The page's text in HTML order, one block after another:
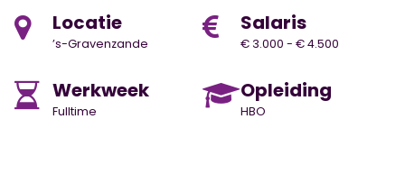
Locatie
’s-Gravenzande
Salaris
€ 3.000 - € 4.500
Werkweek
Fulltime
Opleiding
HBO